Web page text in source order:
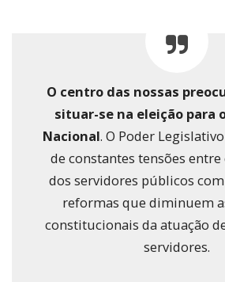
O centro das nossas
situar-se na eleição para
Nacional. O Poder
de constantes tensões entre
dos servidores públicos
reformas que diminuem
constitucionais da atuação
servidores.